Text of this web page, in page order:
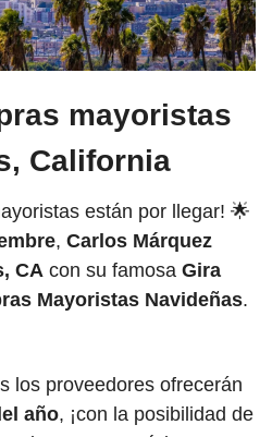
mayoristas
California
están por llegar! 🌟
, Carlos Márquez
CA con su famosa Gira
Mayoristas Navideñas
año, ¡con la posibilidad de